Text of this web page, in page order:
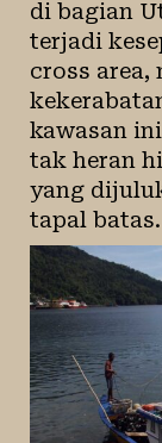
di bagian
terjadi
cross area,
kawasan
tak heran
yang
tapal batas.